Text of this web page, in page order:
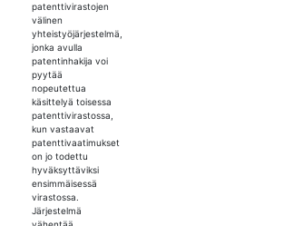
patenttivirastojen
välinen
yhteistyöjärjestelmä,
jonka avulla
patentinhakija voi
pyytää
nopeutettua
käsittelyä toisessa
patenttivirastossa,
kun vastaavat
patenttivaatimukset
on jo todettu
hyväksyttäviksi
ensimmäisessä
virastossa.
Järjestelmä